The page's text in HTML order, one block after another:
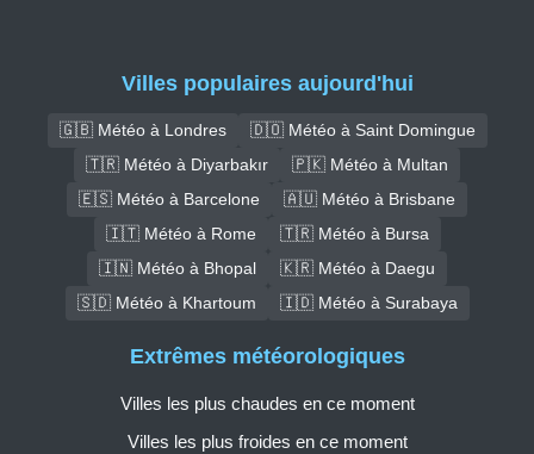
Villes populaires aujourd'hui
🇬🇧 Météo à Londres
🇩🇴 Météo à Saint Domingue
🇹🇷 Météo à Diyarbakır
🇵🇰 Météo à Multan
🇪🇸 Météo à Barcelone
🇦🇺 Météo à Brisbane
🇮🇹 Météo à Rome
🇹🇷 Météo à Bursa
🇮🇳 Météo à Bhopal
🇰🇷 Météo à Daegu
🇸🇩 Météo à Khartoum
🇮🇩 Météo à Surabaya
Extrêmes météorologiques
Villes les plus chaudes en ce moment
Villes les plus froides en ce moment